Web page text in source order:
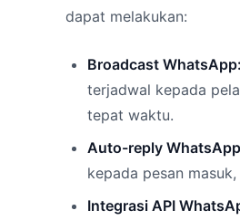
dapat melakukan:
Broadcast WhatsApp:
terjadwal kepada
tepat waktu.
Auto-reply
kepada pesan
Integrasi API